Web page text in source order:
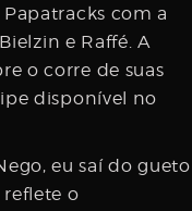
com a
e Raffé. A
o corre de suas
disponível no
eu saí do gueto
reflete o